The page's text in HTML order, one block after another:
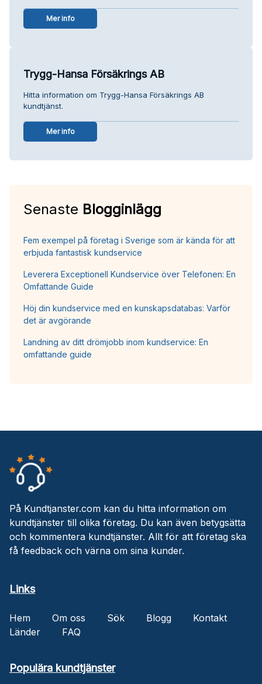
Mer info
Trygg-Hansa Försäkrings AB
Hitta information om Trygg-Hansa Försäkrings AB
kundtjänst.
Mer info
Senaste Blogginlägg
Fem exempel på företag i Sverige som är kända för att
erbjuda fantastisk kundservice
Leverera Exceptionell Kundservice över Telefonen: En
Omfattande Guide
Höj din kundservice med en kunskapsdatabas: Varför
det är avgörande
Landning av ditt drömjobb inom kundservice: En
omfattande guide
På Kundtjanster.com kan du hitta information om
kundtjänster till olika företag. Du kan även betygsätta
och kommentera kundtjänster. Allt för att företag ska
få feedback och värna om sina kunder.
Links
Hem Om oss Sök Blogg
Kontakt
Länder
FAQ
Populära kundtjänster